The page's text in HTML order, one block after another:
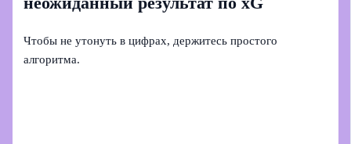
Чтобы не утонуть в цифрах, держитесь простого
алгоритма.